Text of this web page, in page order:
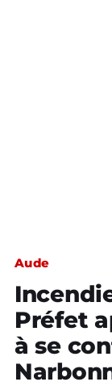
Aude
Préfet
à se